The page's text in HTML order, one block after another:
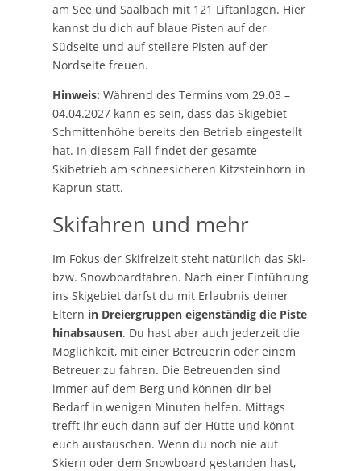
am See und Saalbach mit 121 Liftanlagen. Hier
kannst du dich auf blaue Pisten auf der
Südseite und auf steilere Pisten auf der
Nordseite freuen.
Hinweis: Während des Termins vom 29.03 –
04.04.2027 kann es sein, dass das Skigebiet
Schmittenhöhe bereits den Betrieb eingestellt
hat. In diesem Fall findet der gesamte
Skibetrieb am schneesicheren Kitzsteinhorn in
Kaprun statt.
Skifahren und mehr
Im Fokus der Skifreizeit steht natürlich das Ski-
bzw. Snowboardfahren. Nach einer Einführung
ins Skigebiet darfst du mit Erlaubnis deiner
Eltern in Dreiergruppen eigenständig die Piste
hinabsausen. Du hast aber auch jederzeit die
Möglichkeit, mit einer Betreuerin oder einem
Betreuer zu fahren. Die Betreuenden sind
immer auf dem Berg und können dir bei
Bedarf in wenigen Minuten helfen. Mittags
trefft ihr euch dann auf der Hütte und könnt
euch austauschen. Wenn du noch nie auf
Skiern oder dem Snowboard gestanden hast,